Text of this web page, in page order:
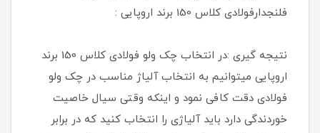
فلنجدارفولادی کلاس 150 برند اروپایی :
نتیجه گیری :در انتخاب چک ولو فولادی کلاس 150 برند
اروپایی میتوانیم به انتخاب آلیاژ مناسب در چک ولو
فولادی دقت کافی نمود و اینکه وقتی سیال خاصیت
خوردندگی دارد باید آلیاژی را انتخاب کنید که در برابر